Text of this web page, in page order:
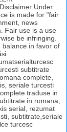
Under
is made for "fair
news
Fair use is a use
be infringing.
balance in favor of
subtitrate
complete,
seriale turcesti
traduse in
in romana,
serial, rezumat
subtitrate,seriale
turcesc